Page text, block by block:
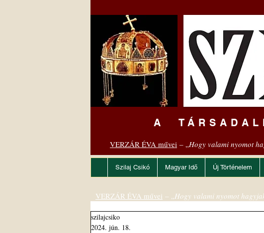
A
VERZÁR ÉVA művei – „Hogy valami nyomot
Szilaj Csikó Magyar Idő Új Történelem
szilajcsiko
2024. jún. 18.
VERZÁR ÉVA művei – „Hogy valami nyomot